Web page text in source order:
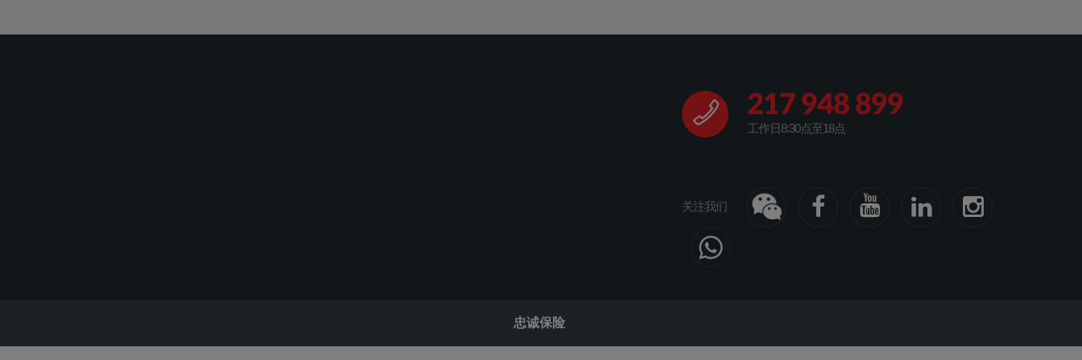
217 948 899
工作日8:30点至18点
关注我们
忠诚保险